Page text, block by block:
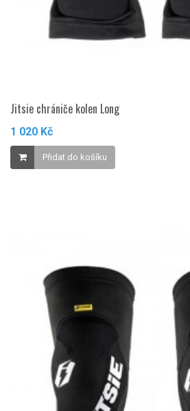
Jitsie chrániče kolen Long
1 020 Kč
Přidat do košíku